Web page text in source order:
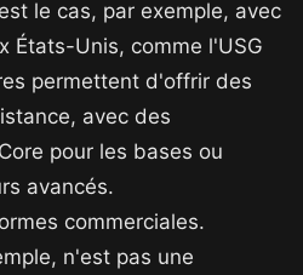
le cas, par exemple, avec
États-Unis, comme l'USG
permettent d'offrir des
avec des
pour les bases ou
avancés.
commerciales.
n'est pas une